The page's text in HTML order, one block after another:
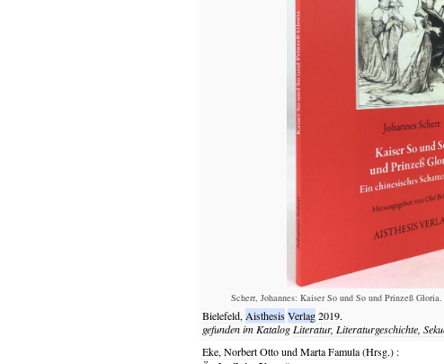
Scherr, Johannes: Kaiser So und So und Prinzeß
Bielefeld, Aisthesis Verlag 2019.
gefunden im Katalog Literatur, Literaturgeschichte,
Eke, Norbert Otto und Marta Famula (Hrsg.):